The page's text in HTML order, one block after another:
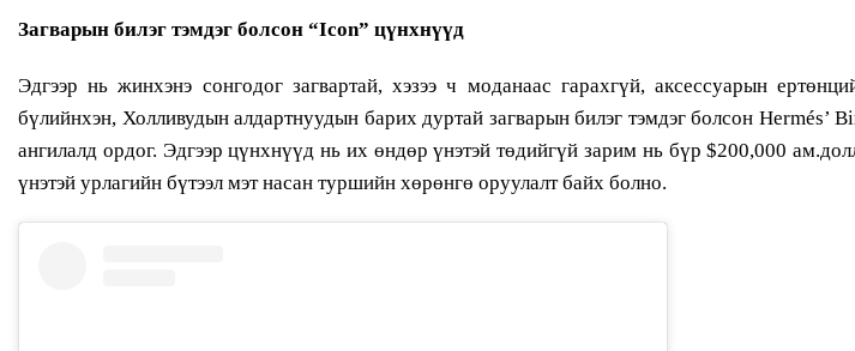
Загварын билэг тэмдэг болсон “Icon” цүнхнүүд
Эдгээр нь жинхэнэ сонгодог загвартай, хэзээ ч моданаас гарахгүй, аксессуарын
бүлийнхэн, Холливудын алдартнуудын барих дуртай загварын билэг тэмдэг болсон
ангилалд ордог. Эдгээр цүнхнүүд нь их өндөр үнэтэй төдийгүй зарим нь бүр $200,000
үнэтэй урлагийн бүтээл мэт насан туршийн хөрөнгө оруулалт байх болно.